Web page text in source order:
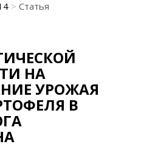
Статья
НА
УРОЖАЯ
В